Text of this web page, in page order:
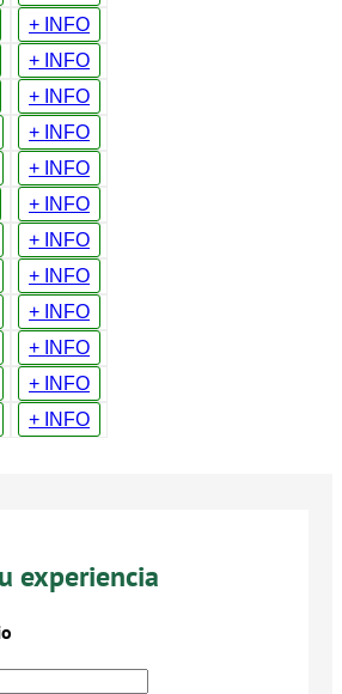
+ INFO
+ INFO
+ INFO
+ INFO
+ INFO
+ INFO
+ INFO
+ INFO
+ INFO
+ INFO
+ INFO
+ INFO
experiencia